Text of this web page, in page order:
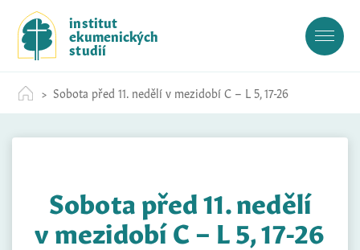
c
institut
ekumenických
studií
Sobota před 11. nedělí v mezidobí C – L 5, 17-26
Sobota před 11. nedělí
v mezidobí C – L 5, 17-26